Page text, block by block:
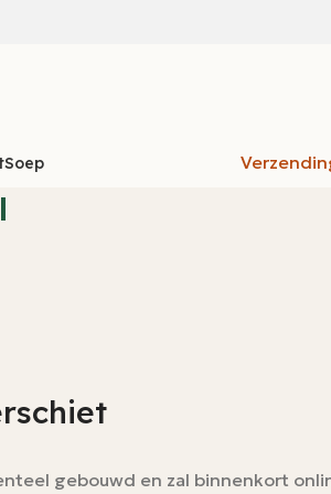
Soep
gebouwd en zal binnenkort